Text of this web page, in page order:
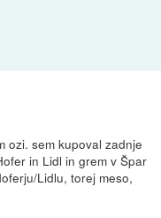
ozi. sem kupoval zadnje
in Lidl in grem v Špar
Lidlu, torej meso,